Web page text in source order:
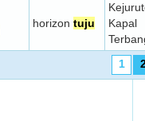
horizon tuju
Kapal
1